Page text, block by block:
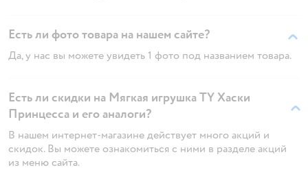
Есть ли фото товара на нашем сайте?
Да, у нас вы можете увидеть 1 фото под названием товара.
Есть ли скидки на Мягкая игрушка TY Хаски
Принцесса и его аналоги?
В нашем интернет-магазине действует много акций и
скидок. Вы можете ознакомиться с ними в разделе акций
из меню сайта.